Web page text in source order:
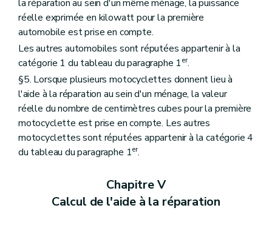
la réparation au sein d'un même ménage, la puissance
réelle exprimée en kilowatt pour la première
automobile est prise en compte.
Les autres automobiles sont réputées appartenir à la
catégorie 1 du tableau du paragraphe 1er.
§5. Lorsque plusieurs motocyclettes donnent lieu à
l'aide à la réparation au sein d'un ménage, la valeur
réelle du nombre de centimètres cubes pour la première
motocyclette est prise en compte. Les autres
motocyclettes sont réputées appartenir à la catégorie 4
du tableau du paragraphe 1er.
Chapitre V
Calcul de l'aide à la réparation